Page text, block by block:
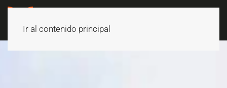
Ir al contenido principal